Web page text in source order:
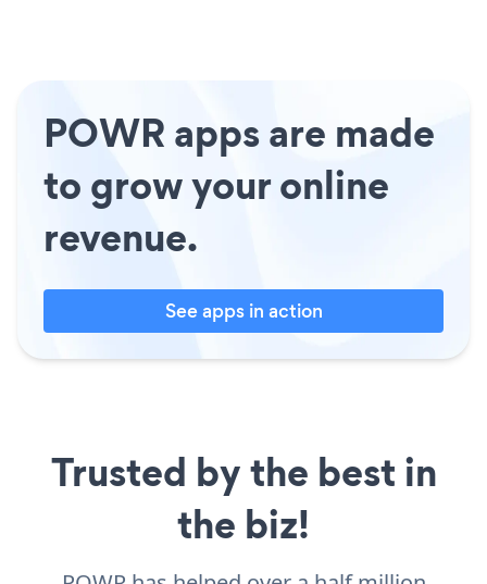
POWR apps are made
to grow your online
revenue.
See apps in action
Trusted by the best in
the biz!